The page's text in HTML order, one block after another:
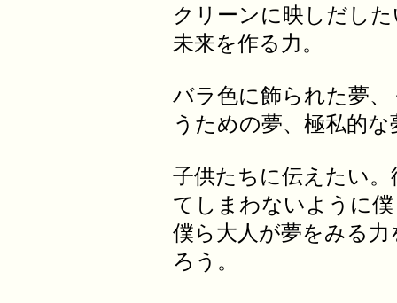
クリーンに映しだし
未来を作る力。
バラ色に飾られた夢
うための夢、極私的な
子供たちに伝えたい
てしまわないように
僕ら大人が夢をみる
ろう。